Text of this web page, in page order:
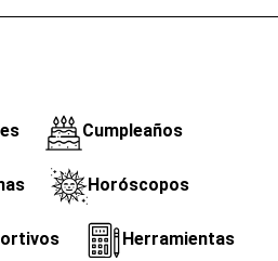
Cumpleaños
Horóscopos
Herramientas